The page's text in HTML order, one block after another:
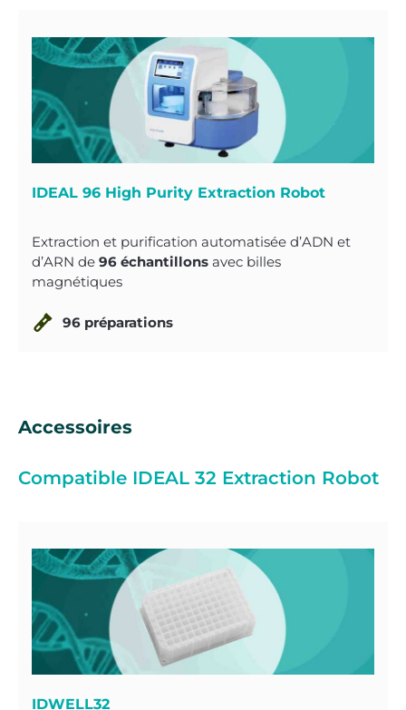
IDEAL 96 High Purity Extraction Robot
Extraction et purification automatisée d’ADN et
d’ARN de 96 échantillons avec billes
magnétiques
96 préparations
Accessoires
Compatible IDEAL 32 Extraction Robot
IDWELL32